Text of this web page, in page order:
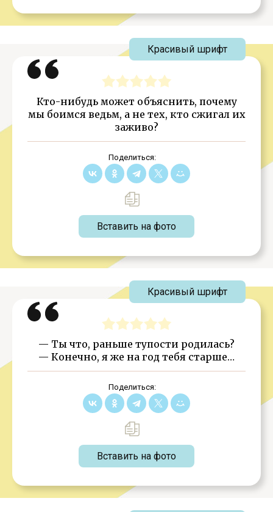
Кто-нибудь может объяснить, почему
мы боимся ведьм, а не тех, кто сжигал их
заживо?
Поделиться:
Вставить на фото
Красивый шрифт
— Ты что, раньше тупости родилась?
— Конечно, я же на год тебя старше…
Поделиться:
Вставить на фото
Красивый шрифт